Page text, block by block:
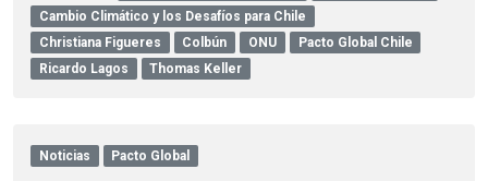
Cambio Climático y los Desafíos para Chile
Christiana Figueres
Colbún ONU
Pacto Global Chile
Ricardo Lagos
Thomas Keller
Noticias Pacto Global